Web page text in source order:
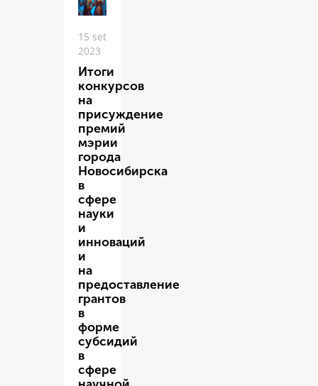
15 set
2023
Итоги
конкурсов
на
присуждение
премий
мэрии
города
Новосибирска
в
сфере
науки
и
инноваций
и
на
предоставление
грантов
в
форме
субсидий
в
сфере